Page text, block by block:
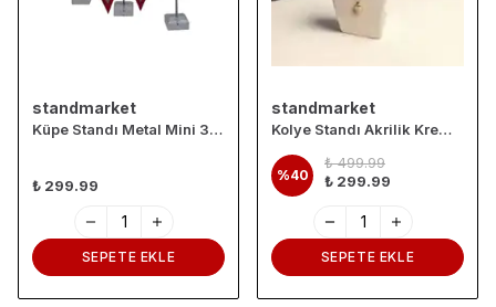
standmarket
Küpe Standı Metal Mini 3'Lü Set
₺ 299.99
SEPETE EKLE
standmarket
Kolye Standı Akrilik Krem 14x21 cm.
%40
₺ 499.99
₺ 299.99
SEPETE EKLE